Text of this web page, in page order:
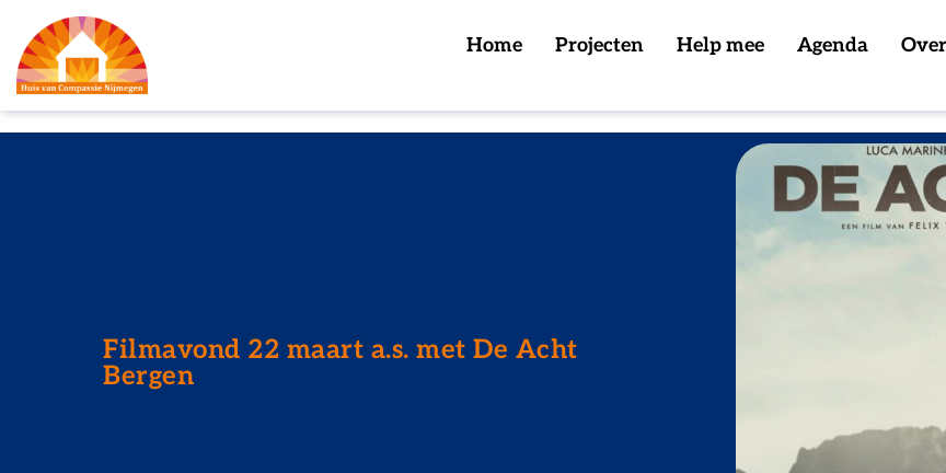
Home Projecten Help mee Agenda
Filmavond 22 maart a.s. met De Acht
Bergen